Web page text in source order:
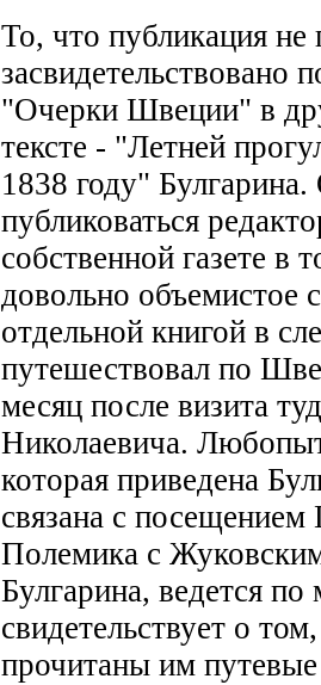
То, что публикация
засвидетельствовано
"Очерки Швеции" в
тексте - "Летней
1838 году"
публиковаться
собственной газете в
довольно объемистое
отдельной книгой в
путешествовал по
месяц после визита
Николаевича.
которая приведена
связана с
Полемика с
Булгарина, ведется
свидетельствует о
прочитаны им путевые